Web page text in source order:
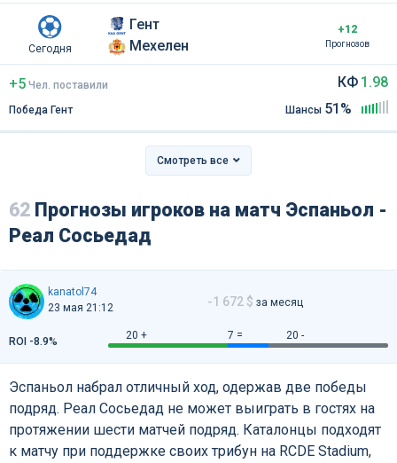
Сегодня
Гент
Мехелен
+12
Прогнозов
+5 Чел. поставили
Победа Гент
КФ 1.98
Шансы 51%
Смотреть все
62 Прогнозы игроков на матч Эспаньол -
Реал Сосьедад
kanatol74
23 мая 21:12
-1 672 $ за месяц
20 + 7 = 20 -
ROI -8.9%
Эспаньол набрал отличный ход, одержав две победы
подряд. Реал Сосьедад не может выиграть в гостях на
протяжении шести матчей подряд. Каталонцы подходят
к матчу при поддержке своих трибун на RCDE Stadium,